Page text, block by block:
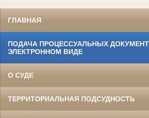
ГЛАВНАЯ
ПОДАЧА ПРОЦЕССУАЛЬНЫХ
ЭЛЕКТРОННОМ ВИДЕ
О СУДЕ
ТЕРРИТОРИАЛЬНАЯ ПОДСУДНОСТЬ